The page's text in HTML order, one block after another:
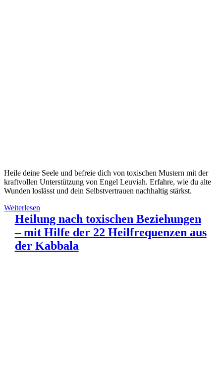
Heile deine Seele und befreie dich von toxischen Mustern mit der
kraftvollen Unterstützung von Engel Leuviah. Erfahre, wie du alte
Wunden loslässt und dein Selbstvertrauen nachhaltig stärkst.
Weiterlesen
Heilung nach toxischen Beziehungen
– mit Hilfe der 22 Heilfrequenzen aus
der Kabbala